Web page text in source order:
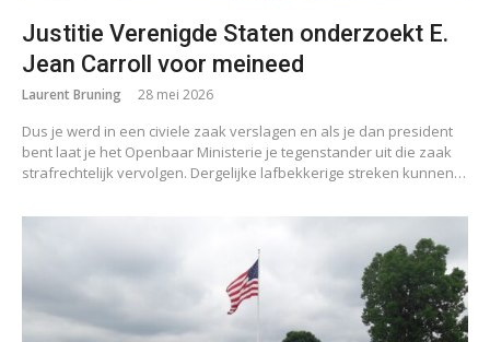
Justitie Verenigde Staten onderzoekt E.
Jean Carroll voor meineed
Laurent Bruning 28 mei 2026
Dus je werd in een civiele zaak verslagen en als je dan president
bent laat je het Openbaar Ministerie je tegenstander uit die zaak
strafrechtelijk vervolgen. Dergelijke lafbekkerige streken kunnen…